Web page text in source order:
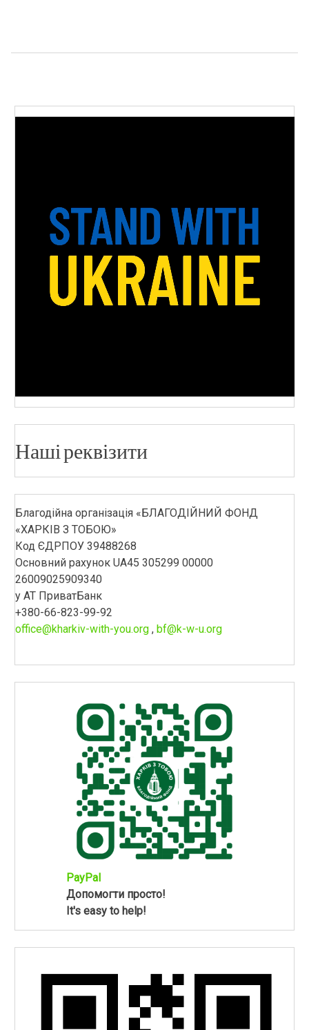
Наші реквізити
Благодійна організація «БЛАГОДІЙНИЙ ФОНД
«ХАРКІВ З ТОБОЮ»
Код ЄДРПОУ 39488268
Основний рахунок UA45 305299 00000
26009025909340
у АТ ПриватБанк
+380-66-823-99-92
office@kharkiv-with-you.org, bf@k-w-u.org
PayPal
Допомогти просто!
It's easy to help!